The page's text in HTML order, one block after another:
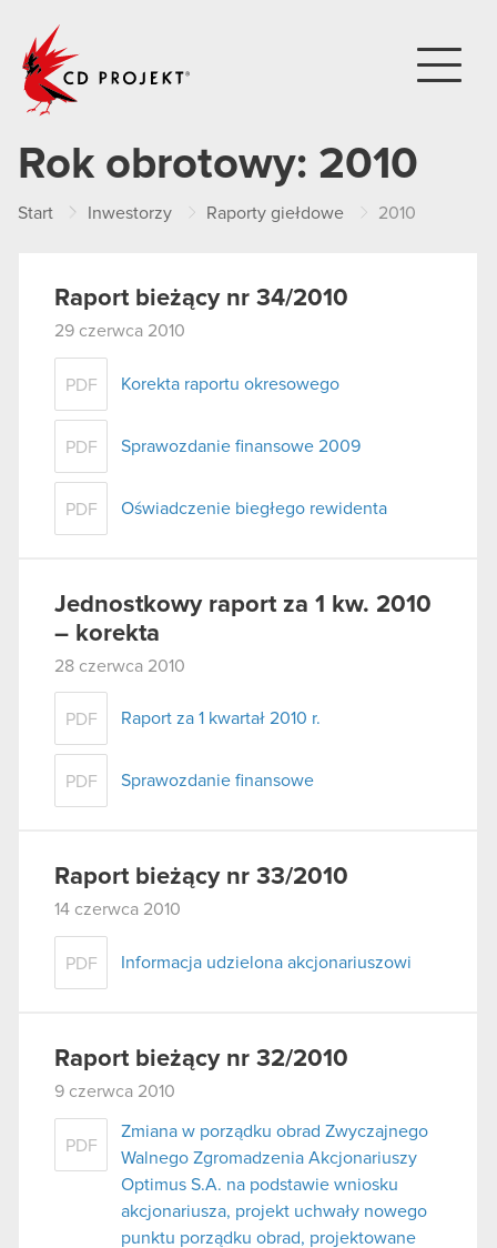
Rok obrotowy: 2010
Start Inwestorzy Raporty giełdowe 2010
Raport bieżący nr 34/2010
29 czerwca 2010
PDF Korekta raportu okresowego
PDF Sprawozdanie finansowe 2009
PDF Oświadczenie biegłego rewidenta
Jednostkowy raport za 1 kw. 2010
– korekta
28 czerwca 2010
PDF Raport za 1 kwartał 2010 r.
PDF Sprawozdanie finansowe
Raport bieżący nr 33/2010
14 czerwca 2010
PDF Informacja udzielona akcjonariuszowi
Raport bieżący nr 32/2010
9 czerwca 2010
PDF
Zmiana w porządku obrad Zwyczajnego
Walnego Zgromadzenia Akcjonariuszy
Optimus S.A. na podstawie wniosku
akcjonariusza, projekt uchwały nowego
punktu porządku obrad, projektowane